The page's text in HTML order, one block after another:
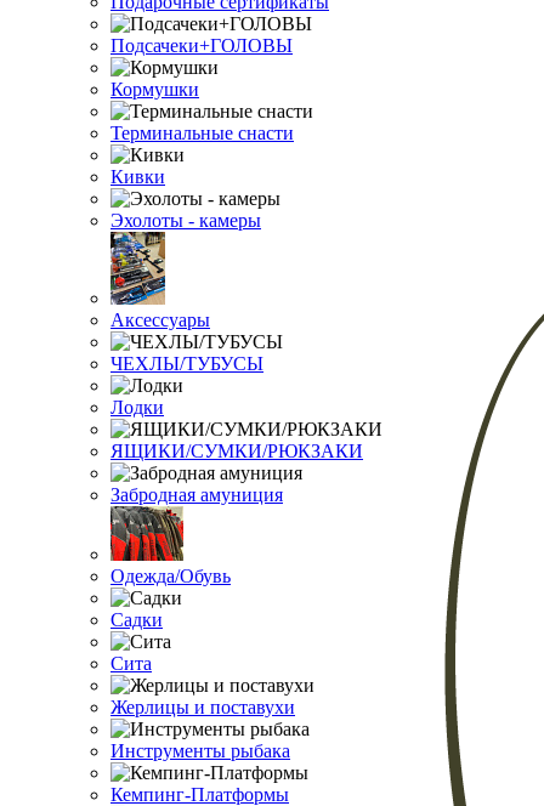
Подсачеки+ГОЛОВЫ
Кормушки
Терминальные снасти
Кивки
Эхолоты - камеры
Аксессуары
ЧЕХЛЫ/ТУБУСЫ
Лодки
ЯЩИКИ/СУМКИ/РЮКЗАКИ
Забродная амуниция
Одежда/Обувь
Садки
Сита
Жерлицы и поставухи
Инструменты рыбака
Кемпинг-Платформы